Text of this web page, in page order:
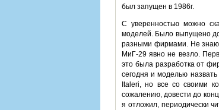
был запущен в 1986г.
С уверенностью можно
моделей. Было выпущено
разными фирмами. Не знаю
МиГ-29 явно не везло.
это была разработка от
сегодня и моделью
Italeri, но все со своими
сожалению, довести до
я отложил, периодически